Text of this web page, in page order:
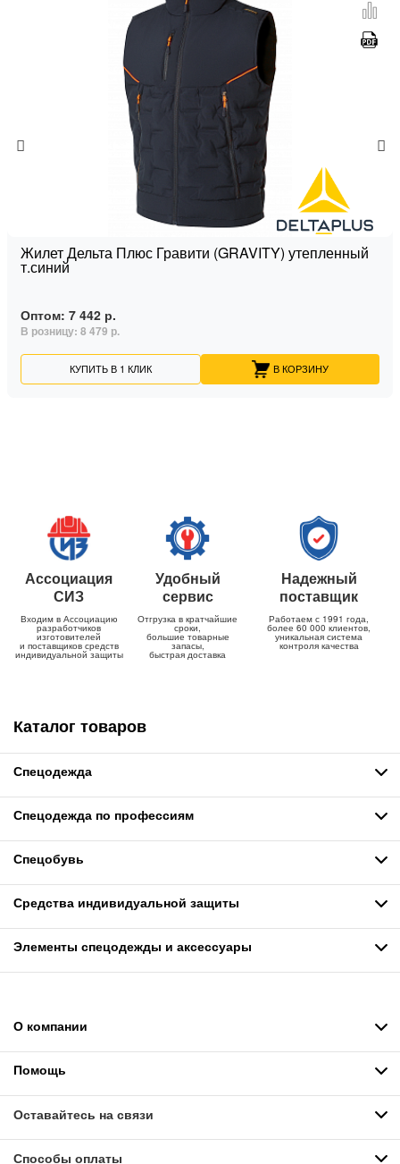
Жилет Дельта Плюс Гравити (GRAVITY) утепленный
т.синий
Оптом: 7 442 р.
В розницу: 8 479 р.
КУПИТЬ В 1 КЛИК В КОРЗИНУ
Ассоциация
СИЗ
Входим в Ассоциацию
разработчиков
изготовителей
и поставщиков средств
индивидуальной защиты
Удобный
сервис
Отгрузка в кратчайшие
сроки,
большие товарные
запасы,
быстрая доставка
Надежный
поставщик
Работаем с 1991 года,
более 60 000 клиентов,
уникальная система
контроля качества
Каталог товаров
Спецодежда
Спецодежда по профессиям
Спецобувь
Средства индивидуальной защиты
Элементы спецодежды и аксессуары
О компании
Помощь
Оставайтесь на связи
Способы оплаты